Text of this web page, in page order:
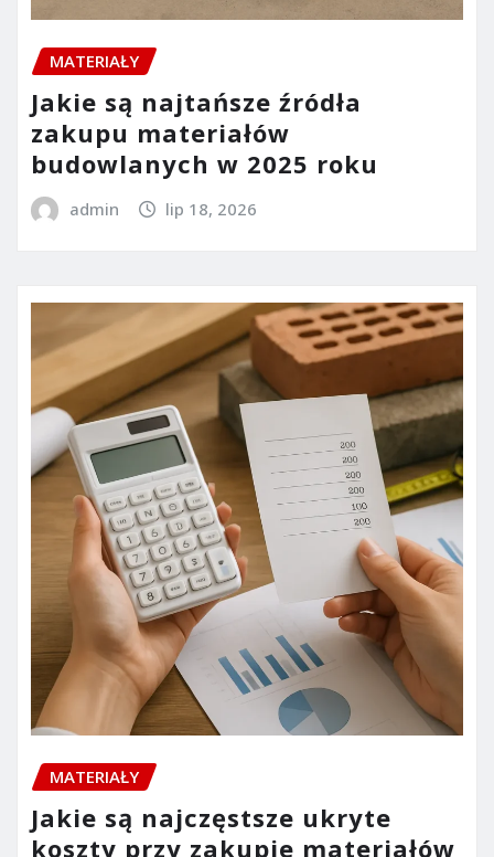
MATERIAŁY
Jakie są najtańsze źródła
zakupu materiałów
budowlanych w 2025 roku
admin lip 18, 2026
MATERIAŁY
Jakie są najczęstsze ukryte
koszty przy zakupie materiałów